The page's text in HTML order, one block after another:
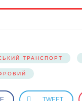
ТРАНСПОРТ
TWEET